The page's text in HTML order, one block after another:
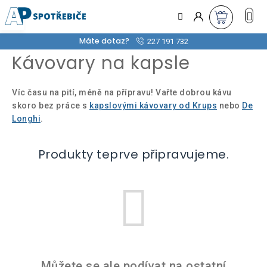
na
obsah
Máte dotaz? 227 191 732
Kávovary na kapsle
Víc času na pití, méně na přípravu! Vařte dobrou kávu
skoro bez práce s kapslovými kávovary od Krups nebo De
Longhi.
Produkty teprve připravujeme.